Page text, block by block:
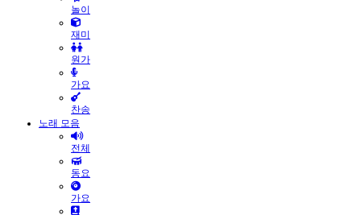
놀이
재미
원가
가요
찬송
노래 모음
전체
동요
가요